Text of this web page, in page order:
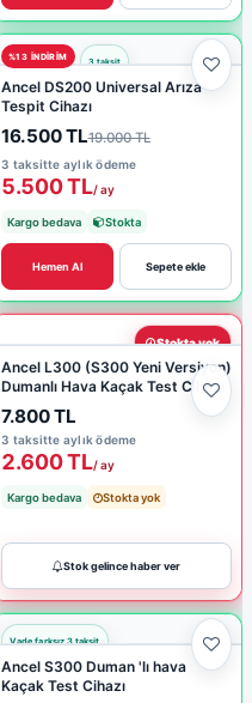
%13 INDIRIM
Ancel DS200 Universal Arıza
Tespit Cihazı
16.500 TL19.000 TL
3 taksitte aylık ödeme
5.500 TL/ ay
Kargo bedava Stokta
Sepete ekle
Hemen Al
Stokta yok
Ancel L300 (S300 Yeni Versiyon)
Dumanlı Hava Kaçak Test Cihazı
7.800 TL
3 taksitte aylık ödeme
2.600 TL/ ay
Kargo bedava Stokta yok
Stok gelince haber ver
Ancel S300 Duman 'lı hava
Kaçak Test Cihazı